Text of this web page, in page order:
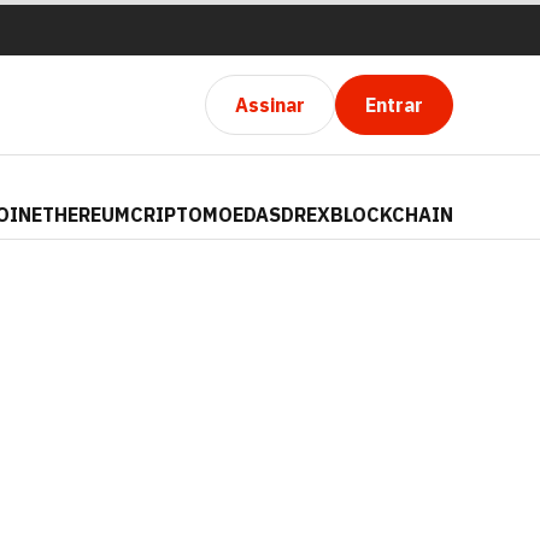
Assinar Entrar
ETHEREUMCRIPTOMOEDASDREXBLOCKCHAIN